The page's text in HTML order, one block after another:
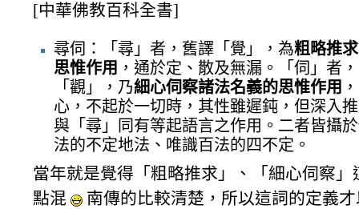
[中華佛教百科全書]
尋伺：「尋」者，舊譯「覺」，為粗略推
思惟作用 ，通於定、散及無漏。「伺」者
「觀」，乃細心伺察諸法名義的思惟作用
心，不起於一切時，其性雖遲鈍，但深入
與「尋」同有等起語言之作用。二者皆攝
法的不定地法、唯識百法的四不定。
當年就是覺得「粗略推求」、「細心伺察」
點混
南傳的比較清楚，所以這詞的定義